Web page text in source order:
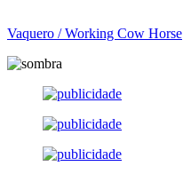
Vaquero / Working Cow Horse